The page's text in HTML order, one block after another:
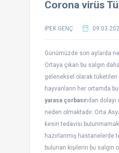
Corona virüs
İPEK GENÇ
Günümüzde son aylarda
Ortaya çıkan bu salgın
geleneksel olarak tüketilen
hayvanların her ortamda
yarasa çorbasından dolayı
neden olmaktadır. Orta
kesin tedavisi
hazırlanmış hastanelerde
bulunan kişilerin bu salgın